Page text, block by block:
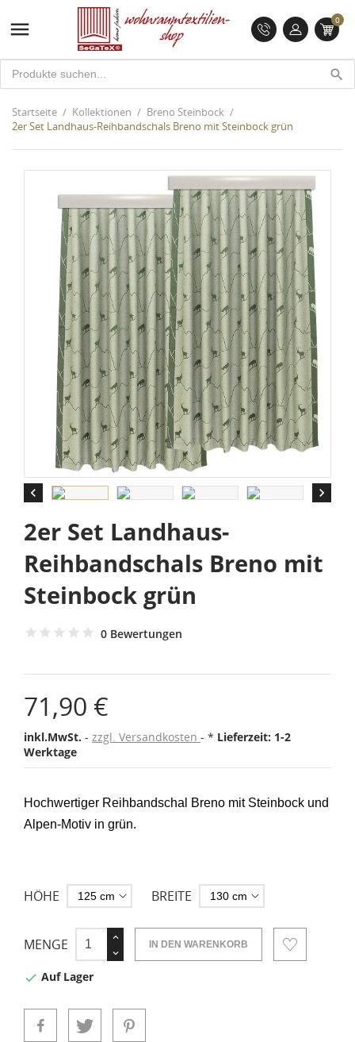
 0
search
Startseite Kollektionen
Breno Steinbock
2er Set Landhaus-Reihbandschals Breno mit Steinbock grün
 
2er Set Landhaus-
Reihbandschals Breno mit
Steinbock grün
0 Bewertungen
71,90 €
inkl.MwSt. zzgl. Versandkosten * Lieferzeit: 1-2
Werktage
Hochwertiger Reihbandschal Breno mit Steinbock und
Alpen-Motiv in grün.
HÖHE BREITE
MENGE IN DEN WARENKORB
 Auf Lager